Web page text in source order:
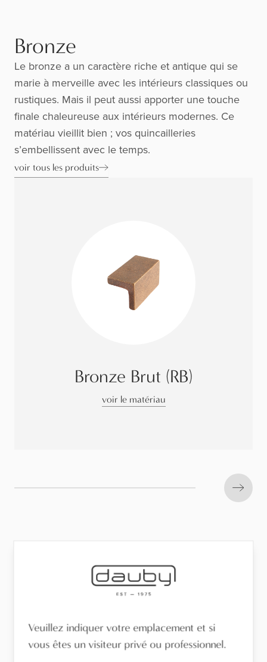
Bronze
Le bronze a un caractère riche et antique qui se
marie à merveille avec les intérieurs classiques ou
rustiques. Mais il peut aussi apporter une touche
finale chaleureuse aux intérieurs modernes. Ce
matériau vieillit bien ; vos quincailleries
s’embellissent avec le temps.
voir tous les produits
Bronze Brut (RB)
voir le matériau
Next
Veuillez indiquer votre emplacement et si
vous êtes un visiteur privé ou professionnel.